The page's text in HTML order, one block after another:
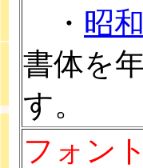
・ 昭
書体を
す。
フォン